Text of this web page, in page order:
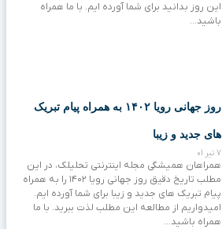
این روز بدانید برای شما آورده ایم. با ما همراه
باشید…
روز جهانی رویا ۱۴۰۲ به همراه پیام تبریک
های جدید و زیبا
7 تیر 01
همراهان همیشگی مجله اینترنتی تحلیلک، در این
مطلب تاریخ دقیق روز جهانی رویا ۱۴۰۲ را به همراه
پیام تبریک های جدید و زیبا برای شما آورده ایم.
امیدواریم از مطالعه این مطلب لذت ببرید. با ما
همراه باشید…